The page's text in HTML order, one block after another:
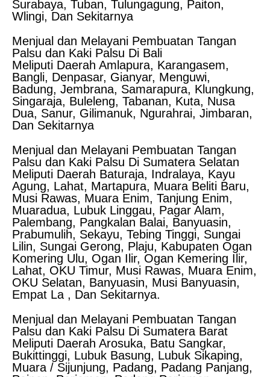
Surabaya, Tuban, Tulungagung, Paiton,
Wlingi, Dan Sekitarnya
Menjual dan Melayani Pembuatan Tangan
Palsu dan Kaki Palsu Di Bali
Meliputi Daerah Amlapura, Karangasem,
Bangli, Denpasar, Gianyar, Menguwi,
Badung, Jembrana, Samarapura, Klungkung,
Singaraja, Buleleng, Tabanan, Kuta, Nusa
Dua, Sanur, Gilimanuk, Ngurahrai, Jimbaran,
Dan Sekitarnya
Menjual dan Melayani Pembuatan Tangan
Palsu dan Kaki Palsu Di Sumatera Selatan
Meliputi Daerah Baturaja, Indralaya, Kayu
Agung, Lahat, Martapura, Muara Beliti Baru,
Musi Rawas, Muara Enim, Tanjung Enim,
Muaradua, Lubuk Linggau, Pagar Alam,
Palembang, Pangkalan Balai, Banyuasin,
Prabumulih, Sekayu, Tebing Tinggi, Sungai
Lilin, Sungai Gerong, Plaju, Kabupaten Ogan
Komering Ulu, Ogan Ilir, Ogan Kemering Ilir,
Lahat, OKU Timur, Musi Rawas, Muara Enim,
OKU Selatan, Banyuasin, Musi Banyuasin,
Empat La , Dan Sekitarnya.
Menjual dan Melayani Pembuatan Tangan
Palsu dan Kaki Palsu Di Sumatera Barat
Meliputi Daerah Arosuka, Batu Sangkar,
Bukittinggi, Lubuk Basung, Lubuk Sikaping,
Muara / Sijunjung, Padang, Padang Panjang,